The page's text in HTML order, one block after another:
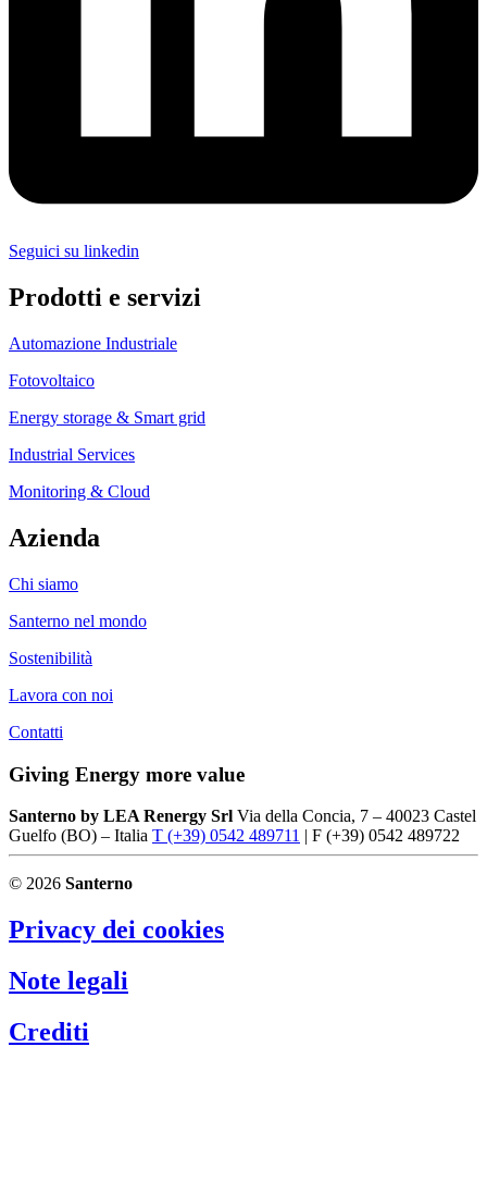
Seguici su linkedin
Prodotti e servizi
Automazione Industriale
Fotovoltaico
Energy storage & Smart grid
Industrial Services
Monitoring & Cloud
Azienda
Chi siamo
Santerno nel mondo
Sostenibilità
Lavora con noi
Contatti
Giving Energy more value
Santerno by LEA Renergy Srl Via della Concia, 7 – 40023 Castel
Guelfo (BO) – Italia T (+39) 0542 489711 | F (+39) 0542 489722
© 2026 Santerno
Privacy dei cookies
Note legali
Crediti